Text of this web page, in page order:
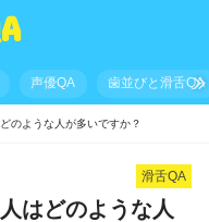
声優QA 歯並びと滑舌QA
のような人が多いですか？
滑舌QA
はどのような人